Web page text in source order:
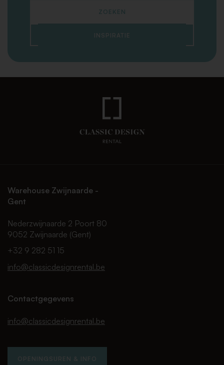
ZOEKEN
INSPIRATIE
Warehouse Zwijnaarde -
Gent
Nederzwijnaarde 2 Poort 80
9052 Zwijnaarde (Gent)
+32 9 282 51 15
info@classicdesignrental.be
Contactgegevens
info@classicdesignrental.be
OPENINGSUREN & INFO